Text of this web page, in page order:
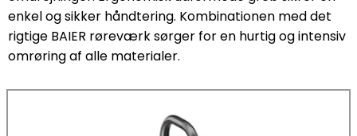
enkel og sikker ­håndtering. Kombinationen med det
rigtige BAIER røreværk sørger for en hurtig og intensiv
omrøring af alle materialer.